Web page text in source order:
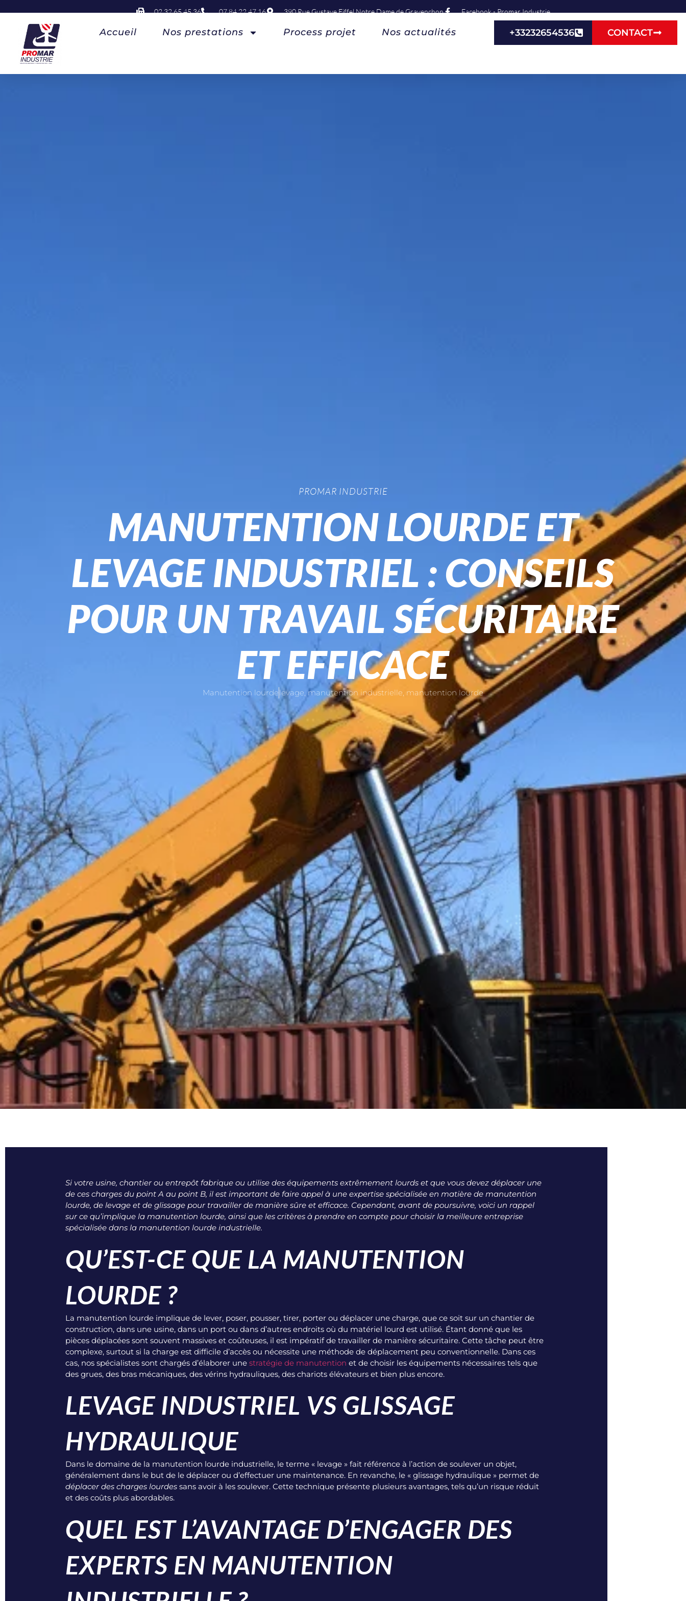
02 32 65 45 36 07 84 22 47 16 390 Rue Gustave Eiffel Notre Dame de Gravenchon Facebook - Promar Industrie
Accueil Nos prestations Process projet Nos actualités +33232654536 CONTACT
PROMAR INDUSTRIE
MANUTENTION LOURDE ET
LEVAGE INDUSTRIEL : CONSEILS
POUR UN TRAVAIL SÉCURITAIRE
ET EFFICACE
Manutention lourdelevage, manutention industrielle, manutention lourde
Si votre usine, chantier ou entrepôt fabrique ou utilise des équipements extrêmement lourds et que vous devez déplacer une
de ces charges du point A au point B, il est important de faire appel à une expertise spécialisée en matière de manutention
lourde, de levage et de glissage pour travailler de manière sûre et efficace. Cependant, avant de poursuivre, voici un rappel
sur ce qu’implique la manutention lourde, ainsi que les critères à prendre en compte pour choisir la meilleure entreprise
spécialisée dans la manutention lourde industrielle.
QU’EST-CE QUE LA MANUTENTION
LOURDE ?
La manutention lourde implique de lever, poser, pousser, tirer, porter ou déplacer une charge, que ce soit sur un chantier de
construction, dans une usine, dans un port ou dans d’autres endroits où du matériel lourd est utilisé. Étant donné que les
pièces déplacées sont souvent massives et coûteuses, il est impératif de travailler de manière sécuritaire. Cette tâche peut être
complexe, surtout si la charge est difficile d’accès ou nécessite une méthode de déplacement peu conventionnelle. Dans ces
cas, nos spécialistes sont chargés d’élaborer une stratégie de manutention et de choisir les équipements nécessaires tels que
des grues, des bras mécaniques, des vérins hydrauliques, des chariots élévateurs et bien plus encore.
LEVAGE INDUSTRIEL VS GLISSAGE
HYDRAULIQUE
Dans le domaine de la manutention lourde industrielle, le terme « levage » fait référence à l’action de soulever un objet,
généralement dans le but de le déplacer ou d’effectuer une maintenance. En revanche, le « glissage hydraulique » permet de
déplacer des charges lourdes sans avoir à les soulever. Cette technique présente plusieurs avantages, tels qu’un risque réduit
et des coûts plus abordables.
QUEL EST L’AVANTAGE D’ENGAGER DES
EXPERTS EN MANUTENTION